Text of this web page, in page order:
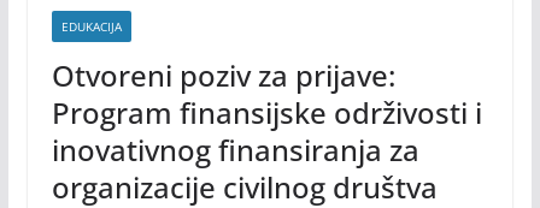
EDUKACIJA
Otvoreni poziv za prijave:
Program finansijske održivosti i
inovativnog finansiranja za
organizacije civilnog društva